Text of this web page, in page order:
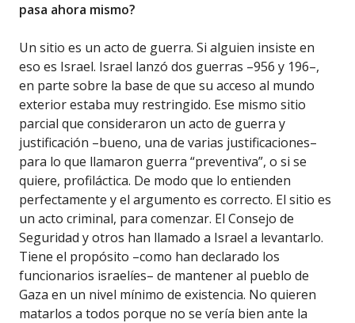
pasa ahora mismo?
Un sitio es un acto de guerra. Si alguien insiste en
eso es Israel. Israel lanzó dos guerras –956 y 196–,
en parte sobre la base de que su acceso al mundo
exterior estaba muy restringido. Ese mismo sitio
parcial que consideraron un acto de guerra y
justificación –bueno, una de varias justificaciones–
para lo que llamaron guerra “preventiva”, o si se
quiere, profiláctica. De modo que lo entienden
perfectamente y el argumento es correcto. El sitio es
un acto criminal, para comenzar. El Consejo de
Seguridad y otros han llamado a Israel a levantarlo.
Tiene el propósito –como han declarado los
funcionarios israelíes– de mantener al pueblo de
Gaza en un nivel mínimo de existencia. No quieren
matarlos a todos porque no se vería bien ante la